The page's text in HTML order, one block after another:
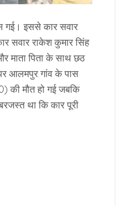
गई। इससे कार सवार
सवार राकेश कुमार सिंह
माता पिता के साथ छठ
आलमपुर गांव के पास
की मौत हो गई जबकि
था कि कार पूरी